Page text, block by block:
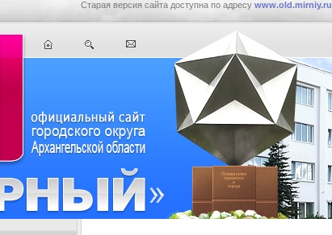
Старая версия сайта доступна по адресу www.old.mirniy.ru